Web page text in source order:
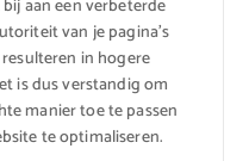
aan een verbeterde
van je pagina’s
in hogere
is dus verstandig om
manier toe te passen
te optimaliseren.